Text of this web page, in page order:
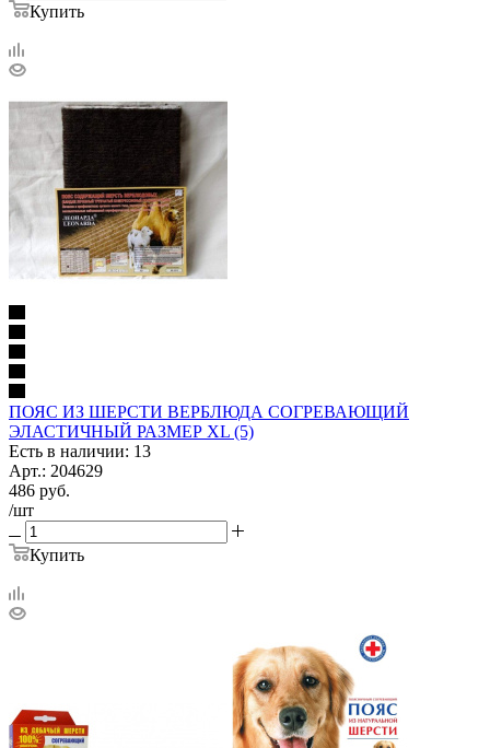
Купить
ПОЯС ИЗ ШЕРСТИ ВЕРБЛЮДА СОГРЕВАЮЩИЙ
ЭЛАСТИЧНЫЙ РАЗМЕР XL (5)
Есть в наличии: 13
Арт.: 204629
486 руб.
/шт
Купить